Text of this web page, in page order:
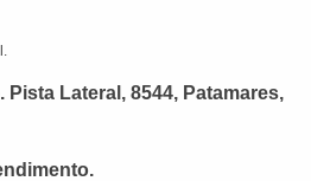
Lateral, 8544, Patamares,